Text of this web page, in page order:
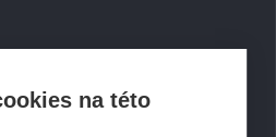
na této